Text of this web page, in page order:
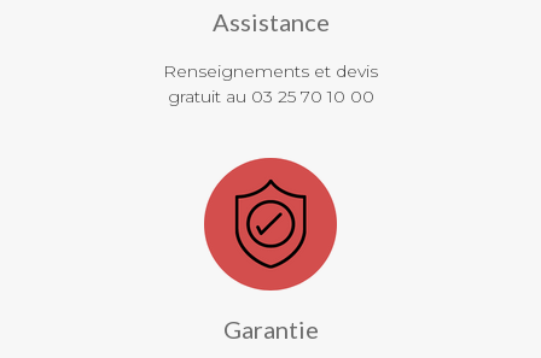
Assistance
Renseignements et devis
gratuit au 03 25 70 10 00
Garantie